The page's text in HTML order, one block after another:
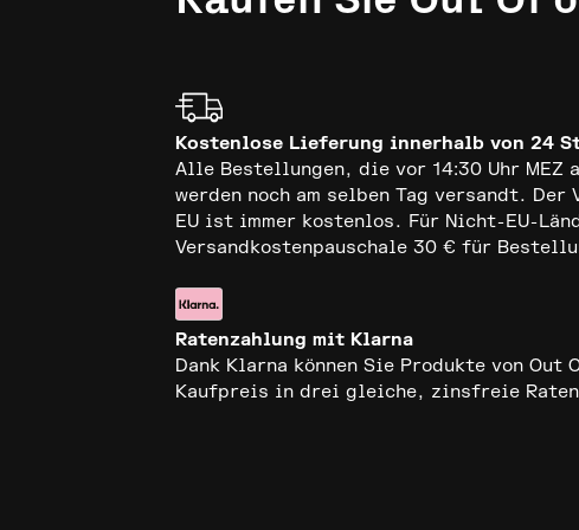
Kostenlose Lieferung innerhalb von 24
Alle Bestellungen, die vor 14:30 Uhr MEZ
werden noch am selben Tag versandt. Der
EU ist immer kostenlos. Für Nicht-EU-
Versandkostenpauschale 30 € für
Ratenzahlung mit Klarna
Dank Klarna können Sie Produkte von Out
Kaufpreis in drei gleiche, zinsfreie